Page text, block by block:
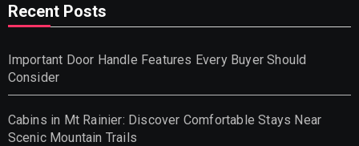
Recent Posts
Important Door Handle Features Every Buyer Should
Consider
Cabins in Mt Rainier: Discover Comfortable Stays Near
Scenic Mountain Trails